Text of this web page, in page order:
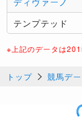
テンプテッド
※上記のデータは
トップ 競馬デ